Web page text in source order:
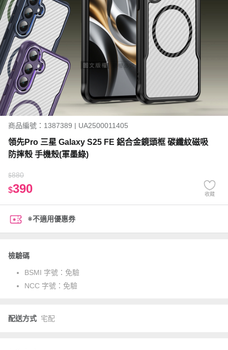
商品編號：1387389 | UA2500011405
領先Pro 三星 Galaxy S25 FE 鋁合金鏡頭框 碳纖紋磁吸
防摔殼 手機殼(軍墨綠)
$880
$390 收藏
※不適用優惠券
檢驗碼
BSMI 字號： 免驗
NCC 字號： 免驗
配送方式 宅配